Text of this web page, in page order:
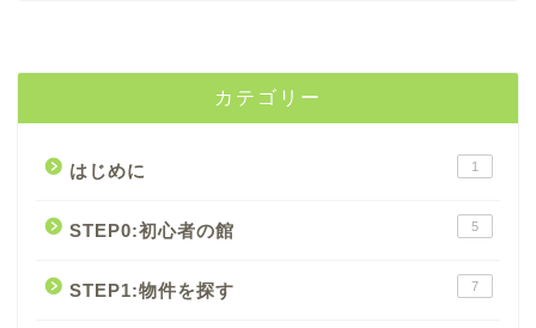
カテゴリー
はじめに 1
STEP0:初心者の館 5
STEP1:物件を探す 7